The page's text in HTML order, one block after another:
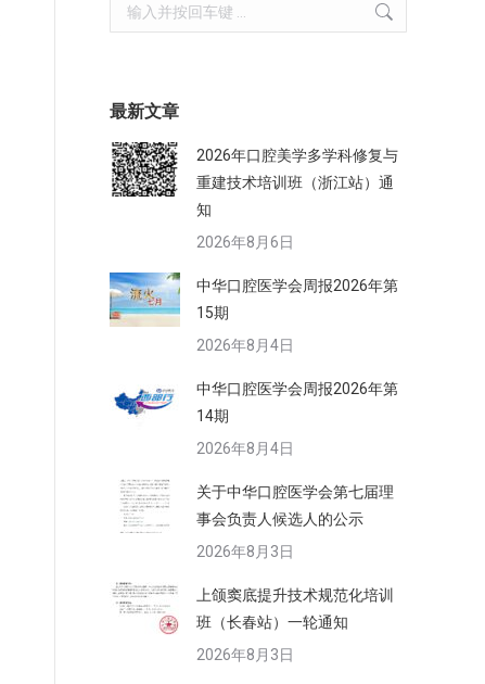
最新文章
2026年口腔美学多学科修复与
重建技术培训班（浙江站）通
知
2026年8月6日
中华口腔医学会周报2026年第
15期
2026年8月4日
中华口腔医学会周报2026年第
14期
2026年8月4日
关于中华口腔医学会第七届理
事会负责人候选人的公示
2026年8月3日
上颌窦底提升技术规范化培训
班（长春站）一轮通知
2026年8月3日